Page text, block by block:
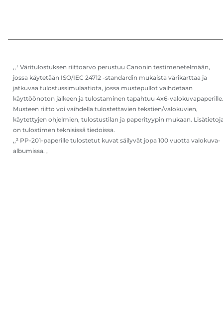
,,¹ Väritulostuksen riittoarvo perustuu Canonin testimenetelmään,
jossa käytetään ISO/IEC 24712 -standardin mukaista värikarttaa ja
jatkuvaa tulostussimulaatiota, jossa mustepullot vaihdetaan
käyttöönoton jälkeen ja tulostaminen tapahtuu 4x6-valokuvapaperille.
Musteen riitto voi vaihdella tulostettavien tekstien/valokuvien,
käytettyjen ohjelmien, tulostustilan ja paperityypin mukaan.
on tulostimen teknisissä tiedoissa.
,,² PP-201-paperille tulostetut kuvat säilyvät jopa 100 vuotta valokuva-
albumissa. ,